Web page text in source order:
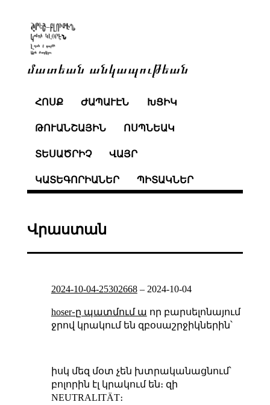
մատեան անկապութեան
ՀՈՍՔ ԺԱՊԱՒԷՆ ԽՑԻԿ
ԹՈՒԱՆՇԱՅԻՆ ՈՍՊՆԵԱԿ
ՏԵՍԱԾՐԻՉ ՎԱՅՐ
ԿԱՏԵԳՈՐԻԱՆԵՐ ՊԻՏԱԿՆԵՐ
Վրաստան
2024-10-04-25302668– 2024-10-04
hoser֊ը պատմում ա որ բարսելոնայում
ջրով կրակում են զբօսաշրջիկներին՝
իսկ մեզ մօտ չեն խտրականացնում՝
բոլորին էլ կրակում են։ զի
NEUTRALITÄT։